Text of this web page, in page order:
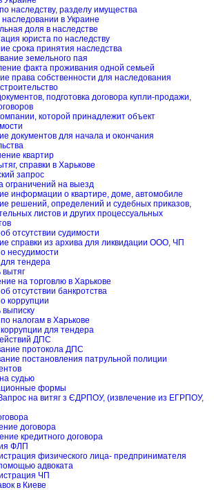
наследству, разделу имущества
в Украине
доля в наследстве
юриста по наследству
срока принятия наследства
земельного пая
факта проживания одной семьей
права собственности для наследования
подготовка договора купли-продажи,
которой принадлежит объект
документов для начала и окончания
квартир
справки в Харькове
запрос
ограничений на выезд
информации о квартире, доме, автомобиле
решений, определений и судебных приказов,
листов и других процессуальных
отсутствии судимости
справки из архива для ликвидации ООО, ЧП
несудимости
тендера
вытяг
на торговлю в Харькове
отсутствии банкротства
коррупции
выписку
налогам в Харькове
для тендера
ДПС
протокола ДПС
постановления патрульной полиции
судью
формы
на витяг з ЄДРПОУ, (извлечение из ЕГРПОУ,
договора
кредитного договора
ФЛП
физического лица- предпринимателя
адвоката
ЧП
в Киеве